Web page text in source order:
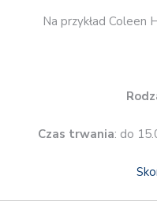
Na przykład Coleen
Czas trwania: do